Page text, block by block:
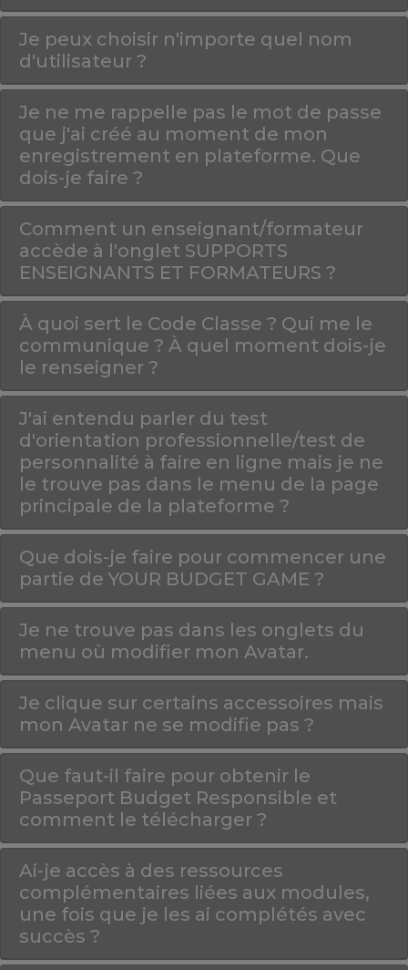
Je peux choisir n'importe quel nom
d'utilisateur ?
Je ne me rappelle pas le mot de passe
que j'ai créé au moment de mon
enregistrement en plateforme. Que
dois-je faire ?
Comment un enseignant/formateur
accède à l'onglet SUPPORTS
ENSEIGNANTS ET FORMATEURS ?
À quoi sert le Code Classe ? Qui me le
communique ? À quel moment dois-je
le renseigner ?
J'ai entendu parler du test
d'orientation professionnelle/test de
personnalité à faire en ligne mais je ne
le trouve pas dans le menu de la page
principale de la plateforme ?
Que dois-je faire pour commencer une
partie de YOUR BUDGET GAME ?
Je ne trouve pas dans les onglets du
menu où modifier mon Avatar.
Je clique sur certains accessoires mais
mon Avatar ne se modifie pas ?
Que faut-il faire pour obtenir le
Passeport Budget Responsible et
comment le télécharger ?
Ai-je accès à des ressources
complémentaires liées aux modules,
une fois que je les ai complétés avec
succès ?